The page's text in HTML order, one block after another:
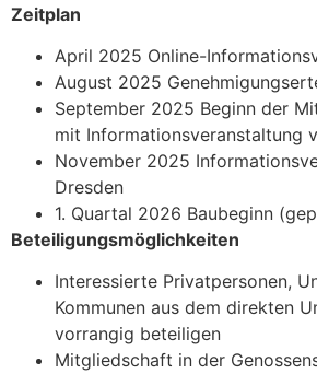
Zeitplan
April 2025 Online-
August 2025
September 2025 Beginn der
mit Informationsveranstaltung
November 2025
Dresden
1. Quartal 2026 Baubeginn
Beteiligungsmöglichkeiten
Interessierte Privatpersonen,
Kommunen aus dem direkten
vorrangig beteiligen
Mitgliedschaft in der